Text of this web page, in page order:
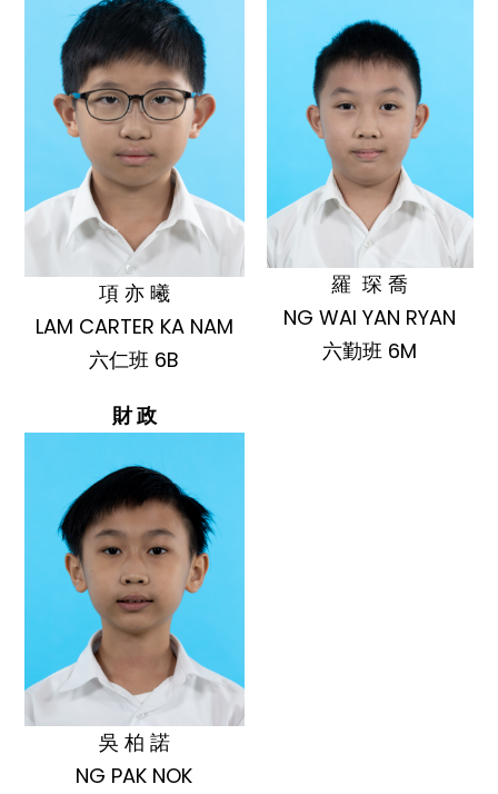
項 亦 曦
LAM CARTER KA NAM
六仁班 6B
羅 琛 喬
NG WAI YAN RYAN
六勤班 6M
財 政
吳 柏 諾
NG PAK NOK